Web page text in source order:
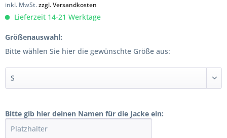
inkl. MwSt.zzgl. Versandkosten
Lieferzeit 14-21 Werktage
Größenauswahl:
Bitte wählen Sie hier die gewünschte Größe aus:
Bitte gib hier deinen Namen für die Jacke ein: